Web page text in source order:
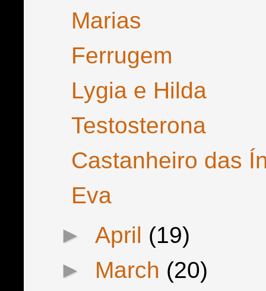
Marias
Ferrugem
Lygia e Hilda
Testosterona
Castanheiro das
Eva
►April (19)
► March (20)